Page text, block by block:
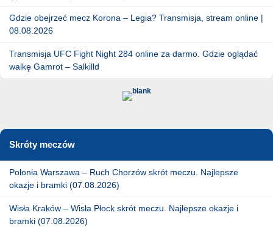
Gdzie obejrzeć mecz Korona – Legia? Transmisja, stream online |
08.08.2026
Transmisja UFC Fight Night 284 online za darmo. Gdzie oglądać
walkę Gamrot – Salkilld
Skróty meczów
Polonia Warszawa – Ruch Chorzów skrót meczu. Najlepsze
okazje i bramki (07.08.2026)
Wisła Kraków – Wisła Płock skrót meczu. Najlepsze okazje i
bramki (07.08.2026)